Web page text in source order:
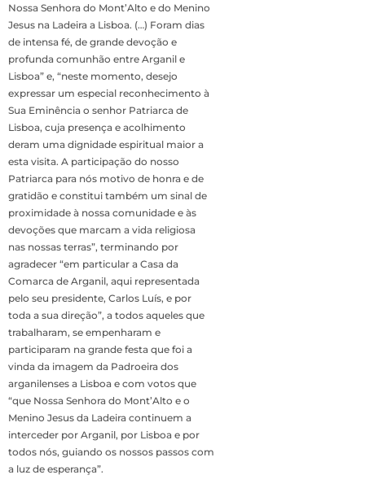
Nossa Senhora do Mont’Alto e do Menino
Jesus na Ladeira a Lisboa. (…) Foram dias
de intensa fé, de grande devoção e
profunda comunhão entre Arganil e
Lisboa” e, “neste momento, desejo
expressar um especial reconhecimento à
Sua Eminência o senhor Patriarca de
Lisboa, cuja presença e acolhimento
deram uma dignidade espiritual maior a
esta visita. A participação do nosso
Patriarca para nós motivo de honra e de
gratidão e constitui também um sinal de
proximidade à nossa comunidade e às
devoções que marcam a vida religiosa
nas nossas terras”, terminando por
agradecer “em particular a Casa da
Comarca de Arganil, aqui representada
pelo seu presidente, Carlos Luís, e por
toda a sua direção”, a todos aqueles que
trabalharam, se empenharam e
participaram na grande festa que foi a
vinda da imagem da Padroeira dos
arganilenses a Lisboa e com votos que
“que Nossa Senhora do Mont’Alto e o
Menino Jesus da Ladeira continuem a
interceder por Arganil, por Lisboa e por
todos nós, guiando os nossos passos com
a luz de esperança”.